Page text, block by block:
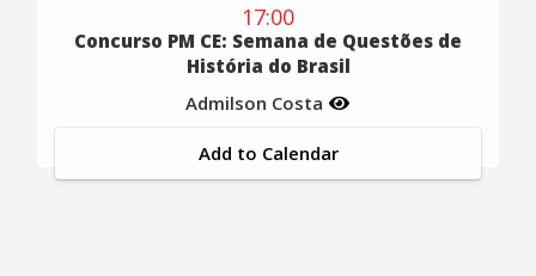
17:00
Concurso PM CE: Semana de Questões de
História do Brasil
Admilson Costa
Add to Calendar